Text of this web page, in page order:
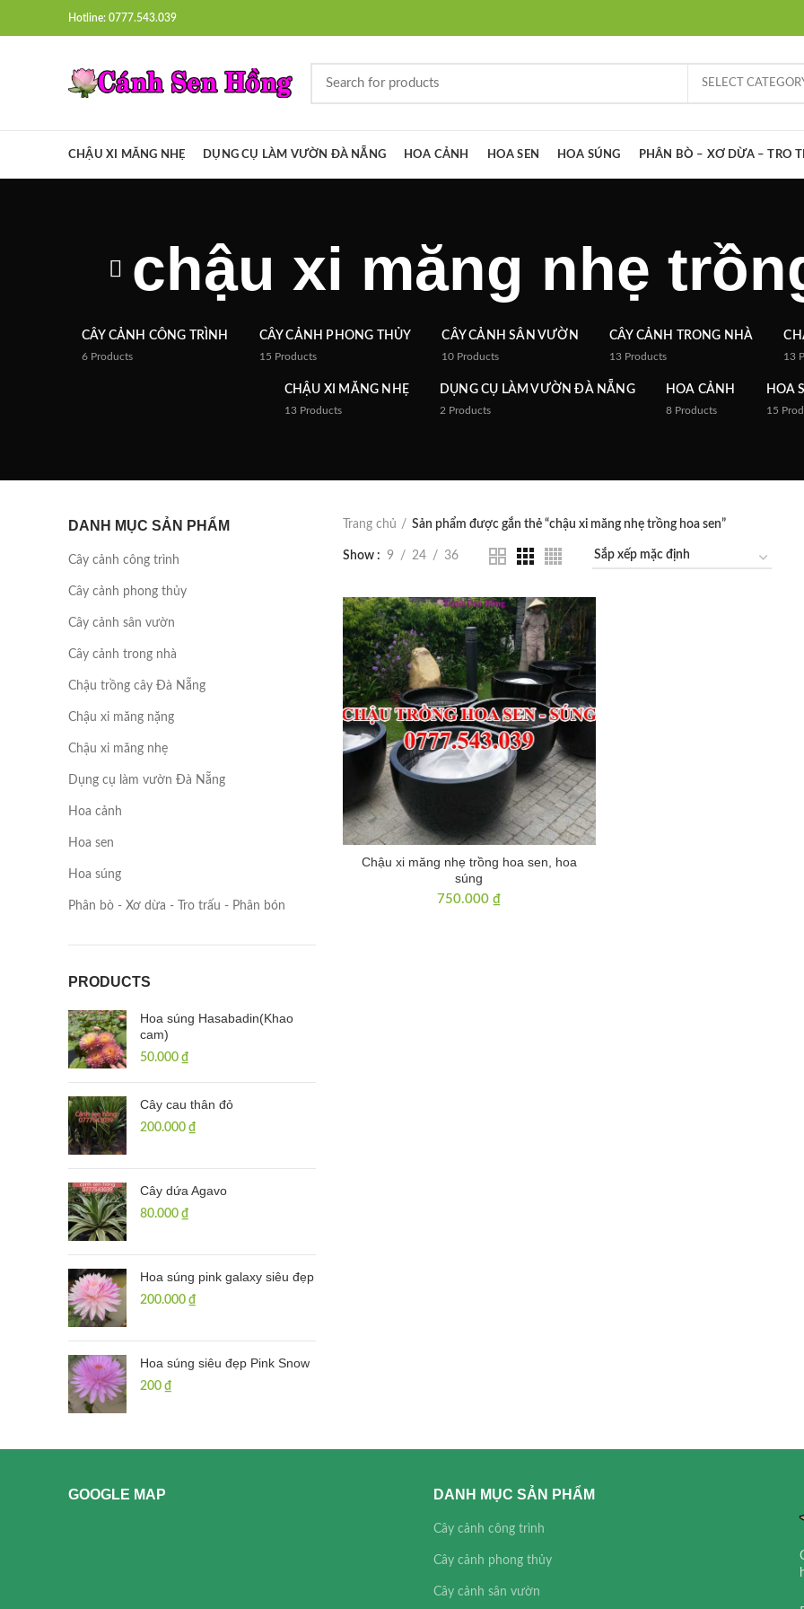
Hotline: 0777.543.039
SELECT
CHẬU XI MĂNG NHẸ DỤNG CỤ LÀM VƯỜN ĐÀ NẴNG HOA CẢNH HOA SEN HOA SÚNG PHÂN BÒ – XƠ DỪA – TRO
chậu xi măng nhẹ
CÂY CẢNH CÔNG TRÌNH
6 Products
CÂY CẢNH PHONG THỦY
15 Products
CÂY CẢNH SÂN VƯỜN
10 Products
CÂY CẢNH TRONG NHÀ
13 Products 13
CHẬU XI MĂNG NHẸ
13 Products
DỤNG CỤ LÀM VƯỜN ĐÀ NẴNG
2 Products
HOA CẢNH
8 Products
HOA
15
DANH MỤC SẢN PHẨM
Cây cảnh công trình
Cây cảnh phong thủy
Cây cảnh sân vườn
Cây cảnh trong nhà
Chậu trồng cây Đà Nẵng
Chậu xi măng nặng
Chậu xi măng nhẹ
Dụng cụ làm vườn Đà Nẵng
Hoa cảnh
Hoa sen
Hoa súng
Phân bò - Xơ dừa - Tro trấu - Phân bón
PRODUCTS
Hoa súng Hasabadin(Khao
cam)
50.000 ₫
Cây cau thân đỏ
200.000 ₫
Cây dứa Agavo
80.000 ₫
Hoa súng pink galaxy siêu đẹp
200.000 ₫
Hoa súng siêu đẹp Pink Snow
200 ₫
Trang chủ Sản phẩm được gắn thẻ “chậu xi măng nhẹ trồng hoa sen”
Show 9 24 36
Chậu xi măng nhẹ trồng hoa sen, hoa
súng
750.000₫
GOOGLE MAP DANH MỤC SẢN PHẨM
Cây cảnh công trình
Cây cảnh phong thủy
Cây cảnh sân vườn